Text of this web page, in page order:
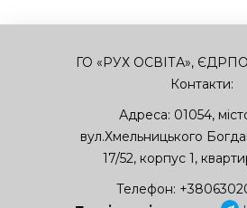
ГО «РУХ ОСВІТА»,
Контакти:
Адреса: 01054,
вул.Хмельницького
17/52, корпус 1,
Телефон: